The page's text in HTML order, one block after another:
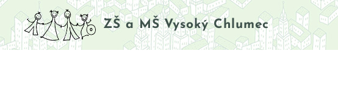
ZŠ a MŠ Vysoký Chlumec